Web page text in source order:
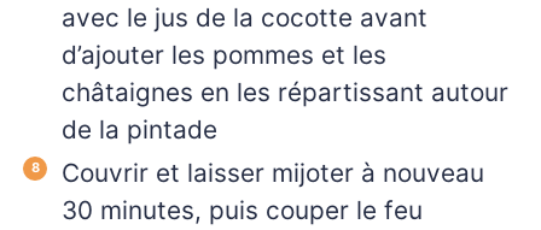
avec le jus de la cocotte avant
d’ajouter les pommes et les
châtaignes en les répartissant autour
de la pintade
Couvrir et laisser mijoter à nouveau
30 minutes, puis couper le feu